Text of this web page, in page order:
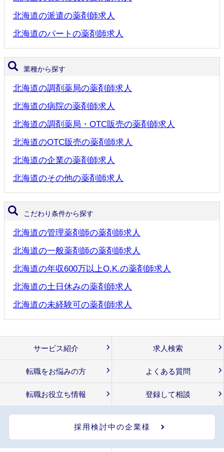
北海道の派遣の薬剤師求人
北海道のパートの薬剤師求人
業種から探す
北海道の調剤薬局の薬剤師求人
北海道の病院の薬剤師求人
北海道の調剤薬局・OTC販売の薬剤師求人
北海道のOTC販売の薬剤師求人
北海道の企業の薬剤師求人
北海道のその他の薬剤師求人
こだわり条件から探す
北海道の管理薬剤師の薬剤師求人
北海道の一般薬剤師の薬剤師求人
北海道の年収600万以上O.K.の薬剤師求人
北海道の土日休みの薬剤師求人
北海道の未経験可の薬剤師求人
サービス紹介 求人検索
転職をお悩みの方 よくある質問
転職お役立ち情報 登録して相談
採用検討中の企業様